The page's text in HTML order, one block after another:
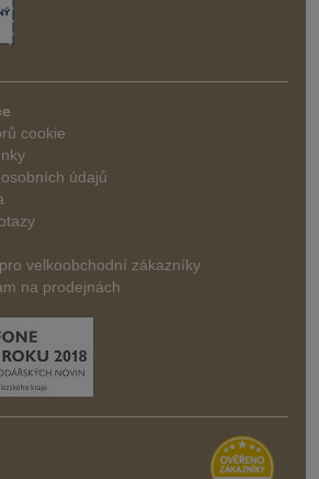
cookie
údajů
velkoobchodní zákazníky
na prodejnách